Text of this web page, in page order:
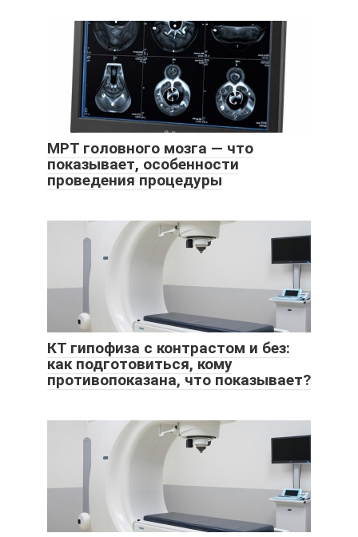
МРТ головного мозга — что
показывает, особенности
проведения процедуры
КТ гипофиза с контрастом и без:
как подготовиться, кому
противопоказана, что показывает?